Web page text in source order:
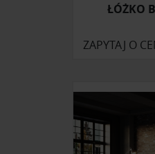
ŁÓŻKO
ZAPYTAJ O